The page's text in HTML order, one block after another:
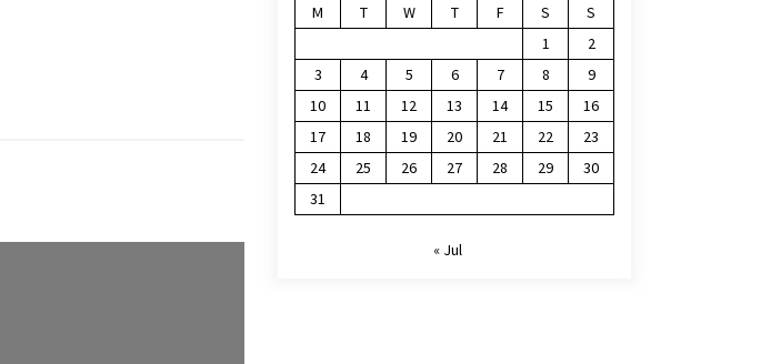
M
T W T F S
S
1
2
3
4 5 6 7 8
9
10
11 12 13 14 15
16
17
18 19 20 21 22
23
24
25 26 27 28 29
30
31
« Jul